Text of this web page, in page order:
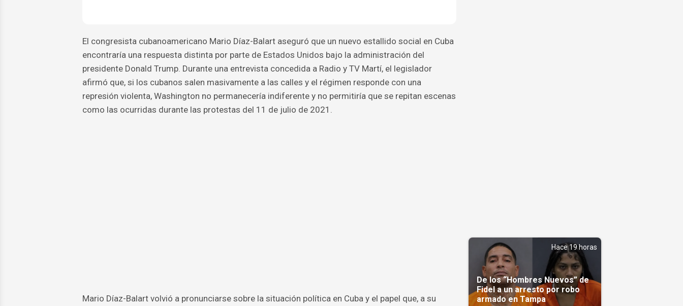
El congresista cubanoamericano Mario Díaz-Balart aseguró que un nuevo estallido social en Cuba
encontraría una respuesta distinta por parte de Estados Unidos bajo la administración del
presidente Donald Trump. Durante una entrevista concedida a Radio y TV Martí, el legislador
afirmó que, si los cubanos salen masivamente a las calles y el régimen responde con una
represión violenta, Washington no permanecería indiferente y no permitiría que se repitan escenas
como las ocurridas durante las protestas del 11 de julio de 2021.
Mario Díaz-Balart volvió a pronunciarse sobre la situación política en Cuba y el papel que, a su
Hace 19 horas
De los “Hombres Nuevos” de
Fidel a un arresto por robo
armado en Tampa